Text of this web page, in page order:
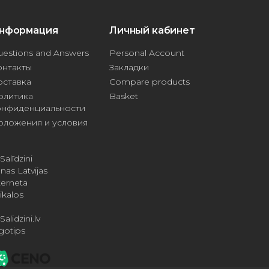
and Answers
и условия
Личный кабинет
Personal Account
Закладки
Compare products
Basket